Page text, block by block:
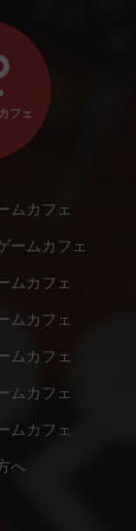
フェ
ムカフェ
ームカフェ
ムカフェ
ムカフェ
ムカフェ
ムカフェ
ムカフェ
へ